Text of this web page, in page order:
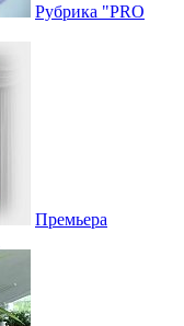
Рубрика "PRO
Премьера